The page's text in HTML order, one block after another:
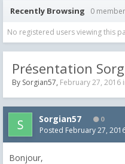
Recently Browsing 0
No registered users viewing this
Présentation
By Sorgian57, February 27, 2016
Sorgian57 0
Posted February 27,
Bonjour,